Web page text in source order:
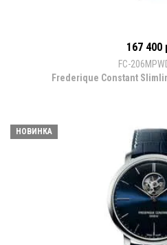
167 400
FC-
Frederique Constant
НОВИНКА